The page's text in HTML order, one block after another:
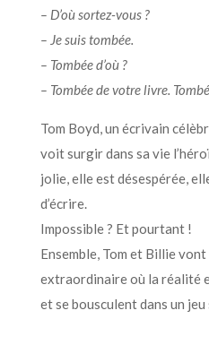
– D’où sortez-vous ?
– Je suis tombée.
– Tombée d’où ?
– Tombée de votre livre.
Tom Boyd, un écrivain
voit surgir dans sa vie
jolie, elle est désespérée,
d’écrire.
Impossible ? Et pourtant !
Ensemble, Tom et Billie
extraordinaire où la réalité
et se bousculent dans un